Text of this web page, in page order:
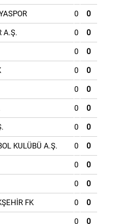
0 0
A.Ş. 0 0
0 0
0 0
0 0
0 0
0 0
KULÜBÜ A.Ş. 0 0
0 0
0 0
FK 0 0
0 0